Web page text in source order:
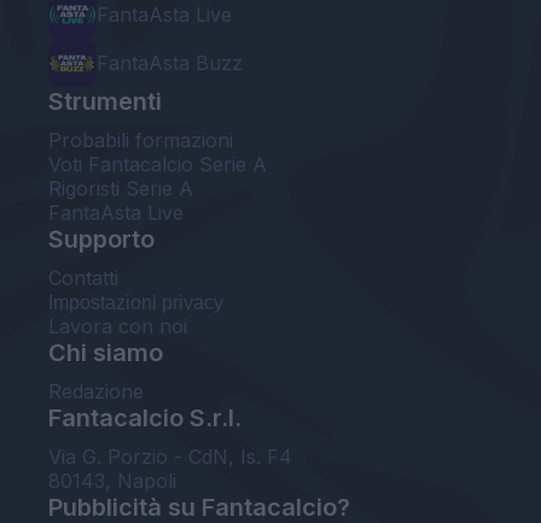
FantaAsta Live
FantaAsta Buzz
Strumenti
Probabili formazioni
Voti Fantacalcio Serie A
Rigoristi Serie A
FantaAsta Live
Supporto
Contatti
Impostazioni privacy
Lavora con noi
Chi siamo
Redazione
Fantacalcio S.r.l.
Via G. Porzio - CdN, Is. F4
80143, Napoli
Pubblicità su Fantacalcio?